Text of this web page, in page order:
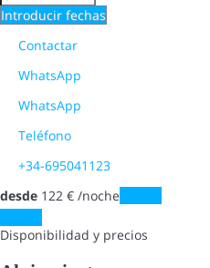
Introducir fechas
Contactar
WhatsApp
WhatsApp
Teléfono
+34-695041123
desde 122 € /noche
Disponibilidad y precios